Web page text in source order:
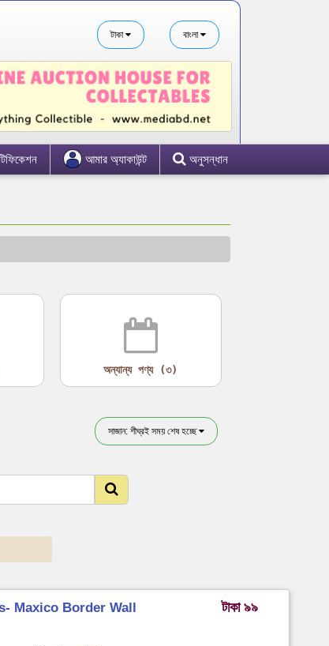
বাংলা
টাকা
অনুসন্ধান
আমার অ্যাকাউন্ট
অন্যান্য পণ্য (৩)
সাজান: শীঘ্রই সময় শেষ হচ্ছে
Maxico Border Wall টাকা ৯৯